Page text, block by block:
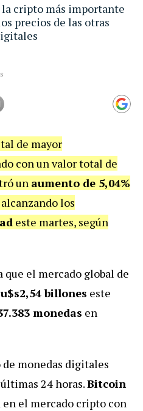
cripto más importante
precios de las otras
de mayor
con un valor total de
un aumento de 5,04%
los
este martes, según
el mercado global de
u$s2,54 billones este
monedas en
monedas digitales
24 horas.Bitcoin
el mercado cripto con